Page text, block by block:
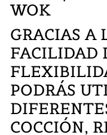
WOK
GRACIAS A
FACILIDAD
PODRÁS
COCCIÓN,